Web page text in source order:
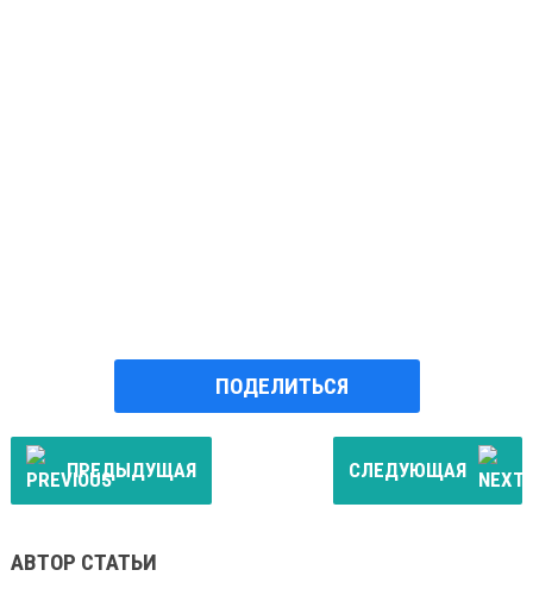
ПОДЕЛИТЬСЯ
ПРЕДЫДУЩАЯ СЛЕДУЮЩАЯ
АВТОР СТАТЬИ